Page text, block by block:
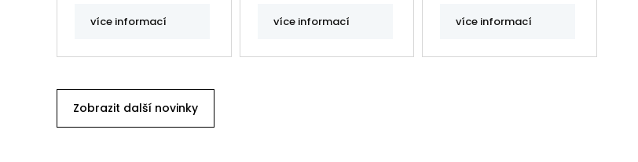
více informací více informací více informací
Zobrazit další novinky